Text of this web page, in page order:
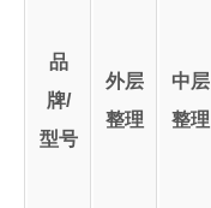
品
牌/
型号
外层
整理
中层
整理